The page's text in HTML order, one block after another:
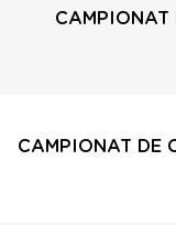
CAMPIONAT
CAMPIONAT DE